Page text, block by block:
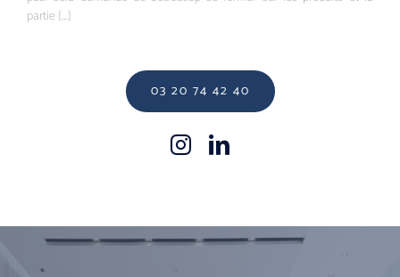
partie [...]
03 20 74 42 40